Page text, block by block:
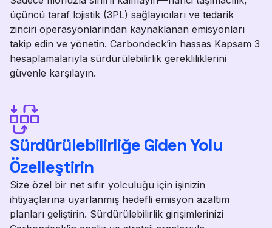
üçüncü taraf lojistik (3PL) sağlayıcıları ve tedarik
zinciri operasyonlarından kaynaklanan emisyonları
takip edin ve yönetin. Carbondeck’in hassas Kapsam 3
hesaplamalarıyla sürdürülebilirlik gerekliliklerini
güvenle karşılayın.
Sürdürülebilirliğe Giden Yolu
Özelleştirin
Size özel bir net sıfır yolculuğu için işinizin
ihtiyaçlarına uyarlanmış hedefli emisyon azaltım
planları geliştirin. Sürdürülebilirlik girişimlerinizi